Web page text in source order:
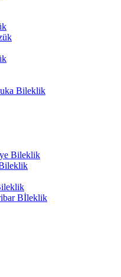
Bileklik
Bileklik
Bİleklik